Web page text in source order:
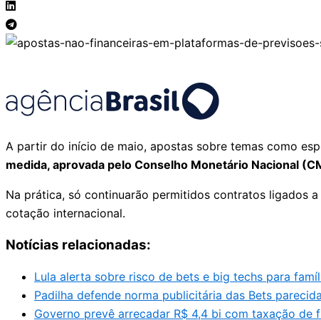
A partir do início de maio, apostas sobre temas como
medida, aprovada pelo Conselho Monetário Nacional
Na prática, só continuarão permitidos contratos ligados
cotação internacional.
Notícias relacionadas:
Lula alerta sobre risco de bets e big techs para
Padilha defende norma publicitária das Bets
Governo prevê arrecadar R$ 4,4 bi com taxação de